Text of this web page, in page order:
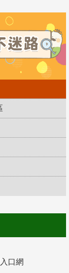
口網